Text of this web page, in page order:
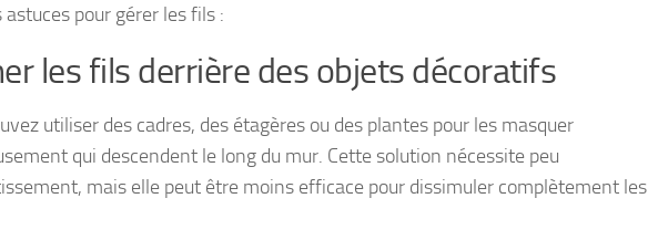
astuces pour gérer les fils :
les fils derrière des objets décoratifs
utiliser des cadres, des étagères ou des plantes pour les masquer
qui descendent le long du mur. Cette solution nécessite peu
mais elle peut être moins efficace pour dissimuler complètement les